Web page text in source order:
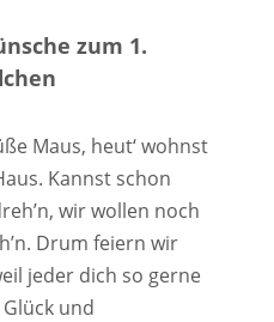
zum 1.
Maus, heut‘ wohnst
Kannst schon
wir wollen noch
Drum feiern wir
jeder dich so gerne
und